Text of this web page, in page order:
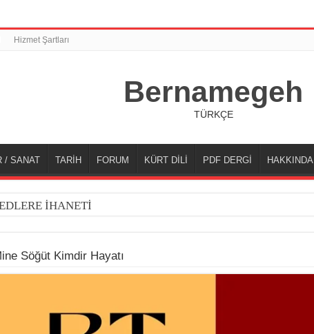
Hizmet Şartları
Bernamegeh
TÜRKÇE
/ SANAT TARİH FORUM KÜRT DİLİ PDF DERGİ HAKKINDA
İHANETİ
Söğüt Kimdir Hayatı